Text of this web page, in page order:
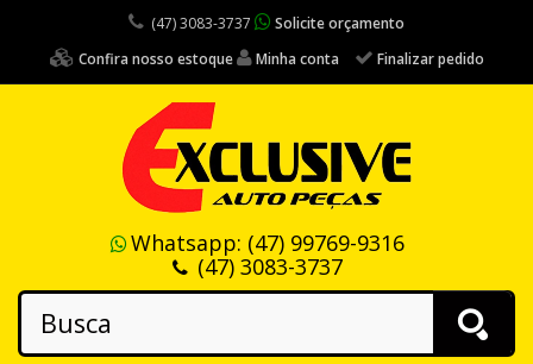
(47) 3083-3737
Solicite orçamento
Confira nosso estoque
Minha conta Finalizar pedido
Whatsapp: (47) 99769-9316
(47) 3083-3737